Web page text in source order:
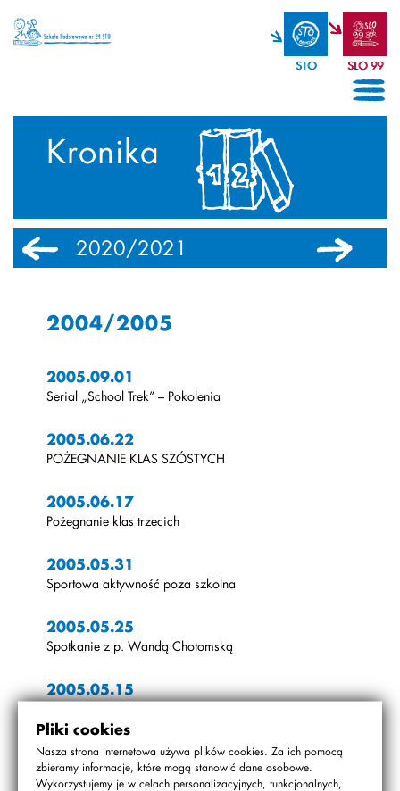
Pliki cookies
Nasza strona internetowa używa plików cookies. Za ich pomocą
zbieramy informacje, które mogą stanowić dane osobowe.
Wykorzystujemy je w celach personalizacyjnych, funkcjonalnych,
STO SLO 99
Kronika
2020/2021 2019/2020
2004/2005
2005.09.01
Serial „School Trek” – Pokolenia
2005.06.22
POŻEGNANIE KLAS SZÓSTYCH
2005.06.17
Pożegnanie klas trzecich
2005.05.31
Sportowa aktywność poza szkolna
2005.05.25
Spotkanie z p. Wandą Chotomską
2005.05.15
2005.04.28
„Szukamy skarbu w PARKOFRAJDZIE”